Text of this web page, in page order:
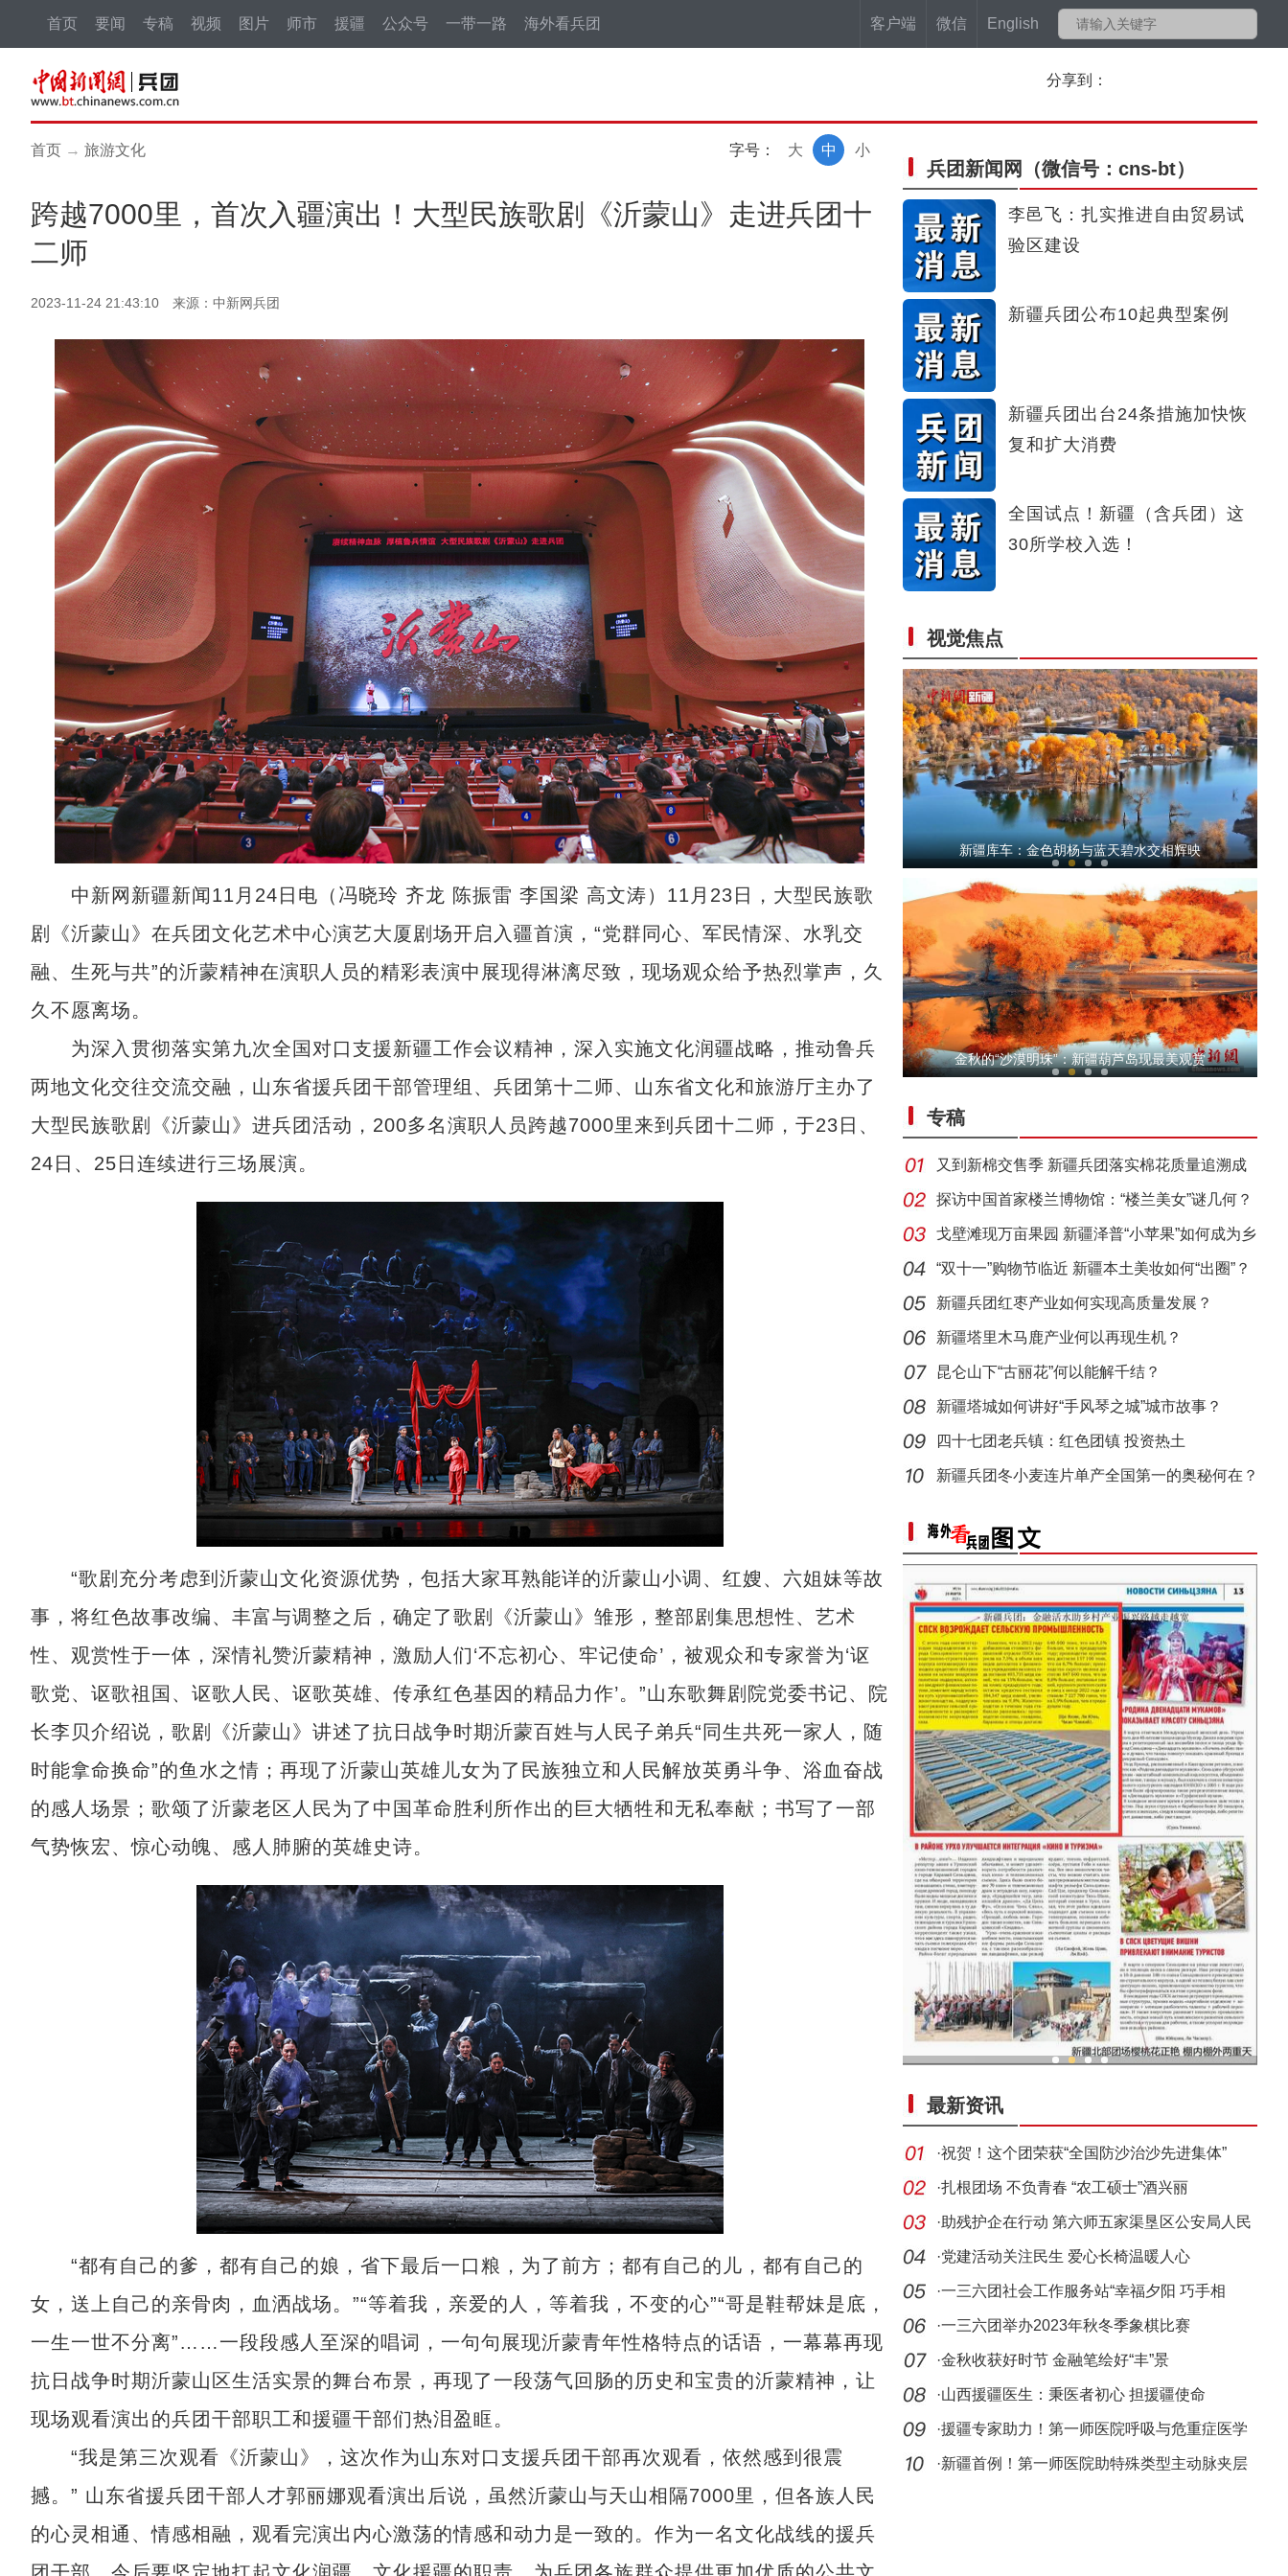
客户端 微信 English
首页 要闻 专稿 视频 图片 师市 援疆 公众号 一带一路 海外看兵团
分享到：
首页 → 旅游文化 字号： 小
中
大
跨越7000里，首次入疆演出！大型民族歌剧《沂蒙山》走进兵团十
二师
2023-11-24 21:43:10 来源：中新网兵团
中新网新疆新闻11月24日电（冯晓玲 齐龙 陈振雷 李国梁 高文涛）11月23日，大型民族歌
剧《沂蒙山》在兵团文化艺术中心演艺大厦剧场开启入疆首演，“党群同心、军民情深、水乳交
融、生死与共”的沂蒙精神在演职人员的精彩表演中展现得淋漓尽致，现场观众给予热烈掌声，久
久不愿离场。
为深入贯彻落实第九次全国对口支援新疆工作会议精神，深入实施文化润疆战略，推动鲁兵
两地文化交往交流交融，山东省援兵团干部管理组、兵团第十二师、山东省文化和旅游厅主办了
大型民族歌剧《沂蒙山》进兵团活动，200多名演职人员跨越7000里来到兵团十二师，于23日、
24日、25日连续进行三场展演。
“歌剧充分考虑到沂蒙山文化资源优势，包括大家耳熟能详的沂蒙山小调、红嫂、六姐妹等故
事，将红色故事改编、丰富与调整之后，确定了歌剧《沂蒙山》雏形，整部剧集思想性、艺术
性、观赏性于一体，深情礼赞沂蒙精神，激励人们‘不忘初心、牢记使命’，被观众和专家誉为‘讴
歌党、讴歌祖国、讴歌人民、讴歌英雄、传承红色基因的精品力作’。”山东歌舞剧院党委书记、院
长李贝介绍说，歌剧《沂蒙山》讲述了抗日战争时期沂蒙百姓与人民子弟兵“同生共死一家人，随
时能拿命换命”的鱼水之情；再现了沂蒙山英雄儿女为了民族独立和人民解放英勇斗争、浴血奋战
的感人场景；歌颂了沂蒙老区人民为了中国革命胜利所作出的巨大牺牲和无私奉献；书写了一部
气势恢宏、惊心动魄、感人肺腑的英雄史诗。
“都有自己的爹，都有自己的娘，省下最后一口粮，为了前方；都有自己的儿，都有自己的
女，送上自己的亲骨肉，血洒战场。”“等着我，亲爱的人，等着我，不变的心”“哥是鞋帮妹是底，
一生一世不分离”……一段段感人至深的唱词，一句句展现沂蒙青年性格特点的话语，一幕幕再现
抗日战争时期沂蒙山区生活实景的舞台布景，再现了一段荡气回肠的历史和宝贵的沂蒙精神，让
现场观看演出的兵团干部职工和援疆干部们热泪盈眶。
“我是第三次观看《沂蒙山》，这次作为山东对口支援兵团干部再次观看，依然感到很震
撼。” 山东省援兵团干部人才郭丽娜观看演出后说，虽然沂蒙山与天山相隔7000里，但各族人民
的心灵相通、情感相融，观看完演出内心激荡的情感和动力是一致的。作为一名文化战线的援兵
兵团新闻网 （微信号：cns-bt）
李邑飞：扎实推进自由贸易试
验区建设
新疆兵团公布10起典型案例
新疆兵团出台24条措施加快恢
复和扩大消费
全国试点！新疆（含兵团）这
30所学校入选！
视觉焦点
新疆拜城：特色养殖走出致富“鹿”
新疆特克斯：阔克苏大峡谷现丁达尔效应
新疆库车：金色胡杨与蓝天碧水交相辉映
新疆：2023喀什马拉松开跑
新疆特克斯：阔克苏大峡谷现丁达尔效应
金秋的“沙漠明珠”：新疆葫芦岛现最美观赏
专稿
又到新棉交售季 新疆兵团落实棉花质量追溯成
效几何
探访中国首家楼兰博物馆：“楼兰美女”谜几何？
戈壁滩现万亩果园 新疆泽普“小苹果”如何成为乡
村
“双十一”购物节临近 新疆本土美妆如何“出圈”？
新疆兵团红枣产业如何实现高质量发展？
新疆塔里木马鹿产业何以再现生机？
昆仑山下“古丽花”何以能解千结？
新疆塔城如何讲好“手风琴之城”城市故事？
四十七团老兵镇：红色团镇 投资热土
新疆兵团冬小麦连片单产全国第一的奥秘何在？
新疆兵团手艺人用绣塑布偶技艺秀出新疆“老
最新资讯
·祝贺！这个团荣获“全国防沙治沙先进集体”
·扎根团场 不负青春 “农工硕士”酒兴丽
·助残护企在行动 第六师五家渠垦区公安局人民
路派出
·党建活动关注民生 爱心长椅温暖人心
·一三六团社会工作服务站“幸福夕阳 巧手相
伴”老年
·一三六团举办2023年秋冬季象棋比赛
·金秋收获好时节 金融笔绘好“丰”景
·山西援疆医生：秉医者初心 担援疆使命
·援疆专家助力！第一师医院呼吸与危重症医学
科成功
·新疆首例！第一师医院助特殊类型主动脉夹层